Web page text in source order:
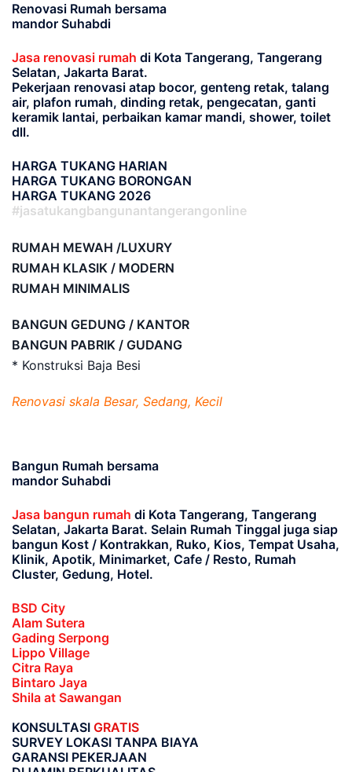
Renovasi Rumah bersama
mandor Suhabdi
Jasa renovasi rumah di Kota Tangerang, Tangerang
Selatan, Jakarta Barat.
Pekerjaan renovasi atap bocor, genteng retak, talang
air, plafon rumah, dinding retak, pengecatan, ganti
keramik lantai, perbaikan kamar mandi, shower, toilet
dll.
HARGA TUKANG HARIAN
HARGA TUKANG BORONGAN
HARGA TUKANG 2026
#jasatukangbangunantangerangonline
RUMAH MEWAH /LUXURY
RUMAH KLASIK / MODERN
RUMAH MINIMALIS
BANGUN GEDUNG / KANTOR
BANGUN PABRIK / GUDANG
* Konstruksi Baja Besi
Renovasi skala Besar, Sedang, Kecil
Bangun Rumah bersama
mandor Suhabdi
Jasa bangun rumah di Kota Tangerang, Tangerang
Selatan, Jakarta Barat. Selain Rumah Tinggal juga siap
bangun Kost / Kontrakkan, Ruko, Kios, Tempat Usaha,
Klinik, Apotik, Minimarket, Cafe / Resto, Rumah
Cluster, Gedung, Hotel.
BSD City
Alam Sutera
Gading Serpong
Lippo Village
Citra Raya
Bintaro Jaya
Shila at Sawangan
KONSULTASI GRATIS
SURVEY LOKASI TANPA BIAYA
GARANSI PEKERJAAN